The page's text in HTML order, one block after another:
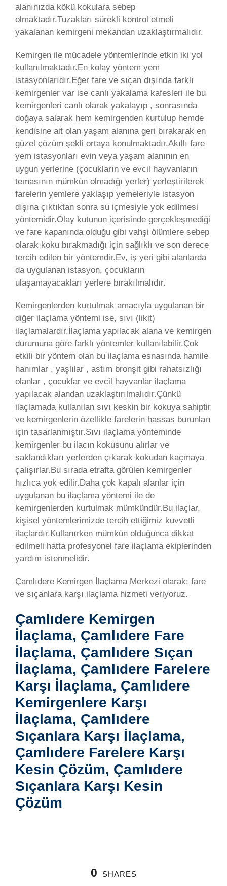
alanınızda kökü kokulara sebep
olmaktadır.Tuzakları sürekli kontrol etmeli
yakalanan kemirgeni mekandan uzaklaştırmalıdır.
Kemirgen ile mücadele yöntemlerinde etkin iki yol
kullanılmaktadır.En kolay yöntem yem
istasyonlarıdır.Eğer fare ve sıçan dışında farklı
kemirgenler var ise canlı yakalama kafesleri ile bu
kemirgenleri canlı olarak yakalayıp , sonrasında
doğaya salarak hem kemirgenden kurtulup hemde
kendisine ait olan yaşam alanına geri bırakarak en
güzel çözüm şekli ortaya konulmaktadır.Akıllı fare
yem istasyonları evin veya yaşam alanının en
uygun yerlerine (çocukların ve evcil hayvanların
temasının mümkün olmadığı yerler) yerleştirilerek
farelerin yemlere yaklaşıp yemeleriyle istasyon
dışına çıktıktan sonra su içmesiyle yok edilmesi
yöntemidir.Olay kutunun içerisinde gerçekleşmediği
ve fare kapanında olduğu gibi vahşi ölümlere sebep
olarak koku bırakmadığı için sağlıklı ve son derece
tercih edilen bir yöntemdir.Ev, iş yeri gibi alanlarda
da uygulanan istasyon, çocukların
ulaşamayacakları yerlere bırakılmalıdır.
Kemirgenlerden kurtulmak amacıyla uygulanan bir
diğer ilaçlama yöntemi ise, sıvı (likit)
ilaçlamalardır.İlaçlama yapılacak alana ve kemirgen
durumuna göre farklı yöntemler kullanılabilir.Çok
etkili bir yöntem olan bu ilaçlama esnasında hamile
hanımlar , yaşlılar , astım bronşit gibi rahatsızlığı
olanlar , çocuklar ve evcil hayvanlar ilaçlama
yapılacak alandan uzaklaştırılmalıdır.Çünkü
ilaçlamada kullanılan sıvı keskin bir kokuya sahiptir
ve kemirgenlerin özellikle farelerin hassas burunları
için tasarlanmıştır.Sıvı ilaçlama yönteminde
kemirgenler bu ilacın kokusunu alırlar ve
saklandıkları yerlerden çıkarak kokudan kaçmaya
çalışırlar.Bu sırada etrafta görülen kemirgenler
hızlıca yok edilir.Daha çok kapalı alanlar için
uygulanan bu ilaçlama yöntemi ile de
kemirgenlerden kurtulmak mümkündür.Bu ilaçlar,
kişisel yöntemlerimizde tercih ettiğimiz kuvvetli
ilaçlardır.Kullanırken mümkün olduğunca dikkat
edilmeli hatta profesyonel fare ilaçlama ekiplerinden
yardım istenmelidir.
Çamlıdere Kemirgen İlaçlama Merkezi olarak; fare
ve sıçanlara karşı ilaçlama hizmeti veriyoruz.
Çamlıdere Kemirgen
İlaçlama, Çamlıdere Fare
İlaçlama, Çamlıdere Sıçan
İlaçlama, Çamlıdere Farelere
Karşı İlaçlama, Çamlıdere
Kemirgenlere Karşı
İlaçlama, Çamlıdere
Sıçanlara Karşı İlaçlama,
Çamlıdere Farelere Karşı
Kesin Çözüm, Çamlıdere
Sıçanlara Karşı Kesin
Çözüm
0 SHARES